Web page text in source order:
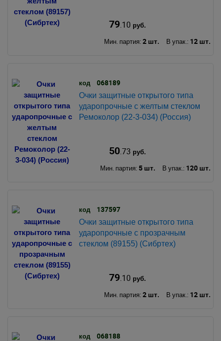
79.10 руб.
Мин. партия: 2 шт. В упак.: 12 шт.
код 068189
Очки защитные открытого типа
ударопрочные с желтым стеклом
Ремоколор (22-3-034) (Россия)
50.73 руб.
Мин. партия: 5 шт. В упак.: 120 шт.
код 137597
Очки защитные открытого типа
ударопрочные с прозрачным
стеклом (89155) (Сибртех)
79.10 руб.
Мин. партия: 2 шт. В упак.: 12 шт.
код 068188